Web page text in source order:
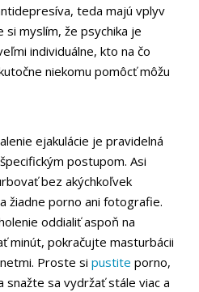
teda majú vplyv
si myslím, že psychika je
individuálne, kto na čo
niekomu pomôcť môžu
ejakulácie je pravidelná
postupom. Asi
bez akýchkoľvek
žiadne porno ani fotografie.
oddialiť aspoň na
minút, pokračujte masturbácii
Proste si pustite porno,
snažte sa vydržať stále viac a